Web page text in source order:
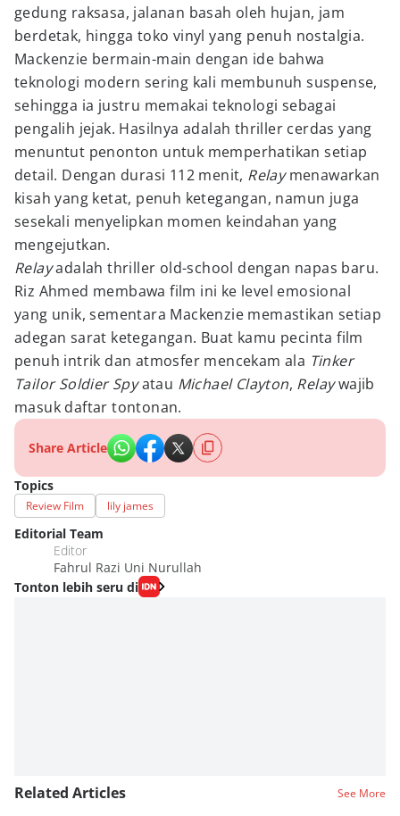
gedung raksasa, jalanan basah oleh hujan, jam
berdetak, hingga toko vinyl yang penuh nostalgia.
Mackenzie bermain-main dengan ide bahwa
teknologi modern sering kali membunuh suspense,
sehingga ia justru memakai teknologi sebagai
pengalih jejak. Hasilnya adalah thriller cerdas yang
menuntut penonton untuk memperhatikan setiap
detail. Dengan durasi 112 menit, Relaymenawarkan
kisah yang ketat, penuh ketegangan, namun juga
sesekali menyelipkan momen keindahan yang
mengejutkan.
Relayadalah thriller old-school dengan napas baru.
Riz Ahmed membawa film ini ke level emosional
yang unik, sementara Mackenzie memastikan setiap
adegan sarat ketegangan. Buat kamu pecinta film
penuh intrik dan atmosfer mencekam ala Tinker
Tailor Soldier Spyatau Michael Clayton, Relaywajib
masuk daftar tontonan.
Share Article
Topics
Review Film lily james
Editorial Team
Editor
Fahrul Razi Uni Nurullah
Tonton lebih seru di
Related Articles See More